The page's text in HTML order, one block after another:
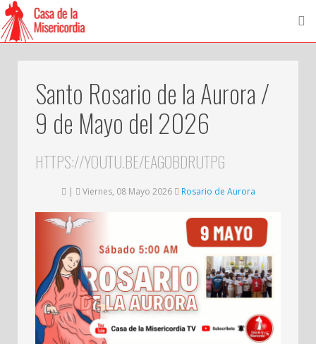
Santo Rosario de la Aurora /
9 de Mayo del 2026
HTTPS://YOUTU.BE/EAGOBDRUTPG
| Viernes, 08 Mayo 2026 Rosario de Aurora